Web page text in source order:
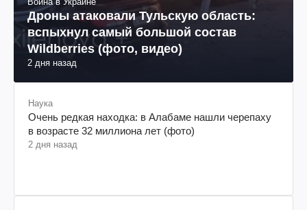
Дроны атаковали Тульскую область:
вспыхнул самый большой состав
Wildberries (фото, видео)
2 дня назад
Наука
Очень редкая находка: в Алабаме нашли черепаху
в возрасте 32 миллиона лет (фото)
2 дня назад